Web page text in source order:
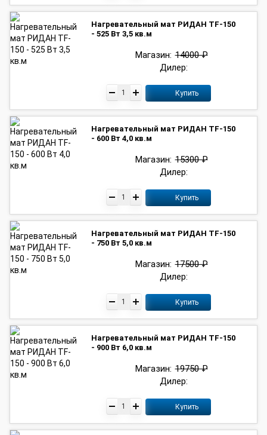
Нагревательный мат РИДАН TF-150
- 525 Вт 3,5 кв.м
Дилер:
Магазин: 14000 ₽
Купить
Нагревательный мат РИДАН TF-150
- 600 Вт 4,0 кв.м
Дилер:
Магазин: 15300 ₽
Купить
Нагревательный мат РИДАН TF-150
- 750 Вт 5,0 кв.м
Дилер:
Магазин: 17500 ₽
Купить
Нагревательный мат РИДАН TF-150
- 900 Вт 6,0 кв.м
Дилер:
Магазин: 19750 ₽
Купить